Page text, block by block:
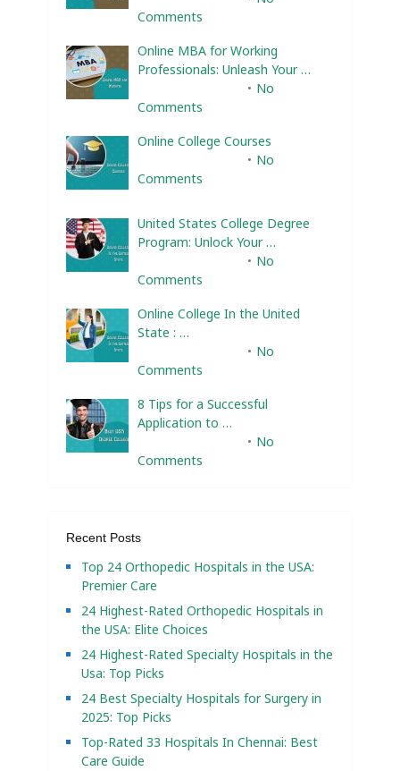
Comments
Online MBA for Working
Professionals: Unleash Your …
No
Comments
Online College Courses
No
Comments
United States College Degree
Program: Unlock Your …
No
Comments
Online College In the United
State : …
No
Comments
8 Tips for a Successful
Application to …
No
Comments
Recent Posts
Top 24 Orthopedic Hospitals in the USA:
Premier Care
24 Highest-Rated Orthopedic Hospitals in
the USA: Elite Choices
24 Highest-Rated Specialty Hospitals in the
Usa: Top Picks
24 Best Specialty Hospitals for Surgery in
2025: Top Picks
Top-Rated 33 Hospitals In Chennai: Best
Care Guide